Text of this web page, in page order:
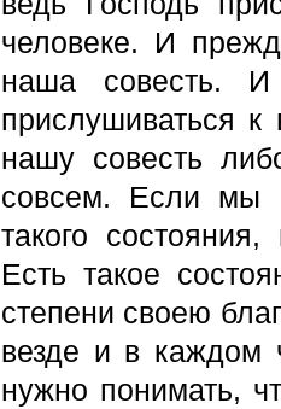
человеке. И
наша совесть. И
прислушиваться
нашу совесть
совсем. Если мы
такого
Есть такое
степени своею
везде и в каждом
нужно понимать,